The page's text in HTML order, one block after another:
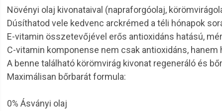
Növényi olaj kivonataival (napraforgóolaj,
Dúsíthatod vele kedvenc arckrémed a téli hónapok
E-vitamin összetevőjével erős antioxidáns hatású,
C-vitamin komponense nem csak antioxidáns,
A benne található körömvirág kivonat regeneráló és
Maximálisan bőrbarát formula:
0% Ásványi olaj